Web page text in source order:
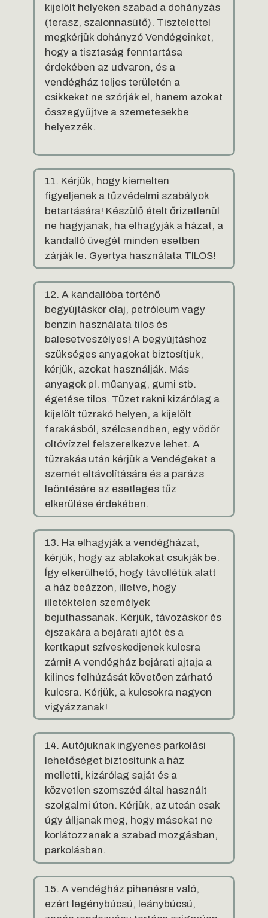
kijelölt helyeken szabad a dohányzás
(terasz, szalonnasütő). Tisztelettel
megkérjük dohányzó Vendégeinket,
hogy a tisztaság fenntartása
érdekében az udvaron, és a
vendégház teljes területén a
csikkeket ne szórják el, hanem azokat
összegyűjtve a szemetesekbe
helyezzék.
11. Kérjük, hogy kiemelten
figyeljenek a tűzvédelmi szabályok
betartására! Készülő ételt őrizetlenül
ne hagyjanak, ha elhagyják a házat, a
kandalló üvegét minden esetben
zárják le. Gyertya használata TILOS!
12. A kandallóba történő
begyújtáskor olaj, petróleum vagy
benzin használata tilos és
balesetveszélyes! A begyújtáshoz
szükséges anyagokat biztosítjuk,
kérjük, azokat használják. Más
anyagok pl. műanyag, gumi stb.
égetése tilos. Tüzet rakni kizárólag a
kijelölt tűzrakó helyen, a kijelölt
farakásból, szélcsendben, egy vödör
oltóvízzel felszerelkezve lehet. A
tűzrakás után kérjük a Vendégeket a
szemét eltávolítására és a parázs
leöntésére az esetleges tűz
elkerülése érdekében.
13. Ha elhagyják a vendégházat,
kérjük, hogy az ablakokat csukják be.
Így elkerülhető, hogy távollétük alatt
a ház beázzon, illetve, hogy
illetéktelen személyek
bejuthassanak. Kérjük, távozáskor és
éjszakára a bejárati ajtót és a
kertkaput szíveskedjenek kulcsra
zárni! A vendégház bejárati ajtaja a
kilincs felhúzását követően zárható
kulcsra. Kérjük, a kulcsokra nagyon
vigyázzanak!
14. Autójuknak ingyenes parkolási
lehetőséget biztosítunk a ház
melletti, kizárólag saját és a
közvetlen szomszéd által használt
szolgalmi úton. Kérjük, az utcán csak
úgy álljanak meg, hogy másokat ne
korlátozzanak a szabad mozgásban,
parkolásban.
15. A vendégház pihenésre való,
ezért legénybúcsú, leánybúcsú,